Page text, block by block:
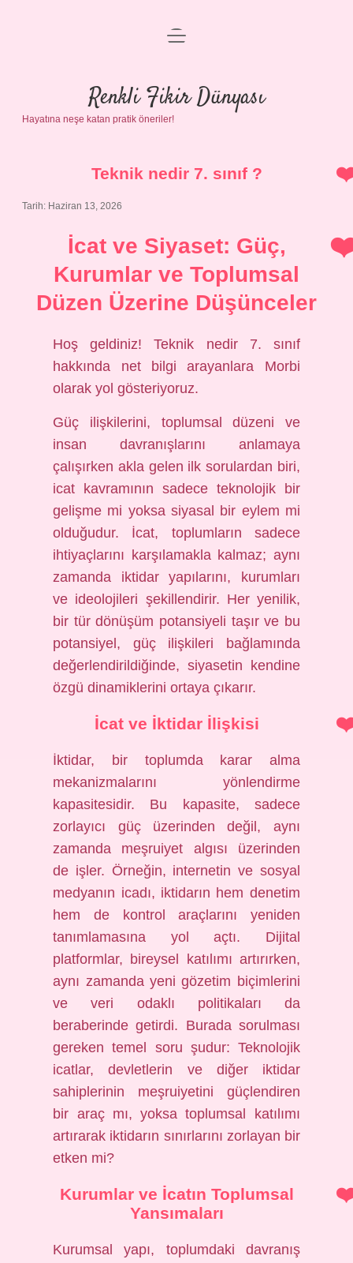
Anasayfa
Gizlilik Politikası
Yasal Uyarı
menüyü
Renkli Fikir Dünyası
Hayatına neşe katan pratik öneriler!
Teknik nedir 7. sınıf ?
Tarih: Haziran 13, 2026
İcat ve Siyaset: Güç,
Kurumlar ve Toplumsal
Düzen Üzerine Düşünceler
Hoş geldiniz! Teknik nedir 7. sınıf
hakkında net bilgi arayanlara Morbi
olarak yol gösteriyoruz.
Güç ilişkilerini, toplumsal düzeni ve
insan davranışlarını anlamaya
çalışırken akla gelen ilk sorulardan biri,
icat kavramının sadece teknolojik bir
gelişme mi yoksa siyasal bir eylem mi
olduğudur. İcat, toplumların sadece
ihtiyaçlarını karşılamakla kalmaz; aynı
zamanda iktidar yapılarını, kurumları
ve ideolojileri şekillendirir. Her yenilik,
bir tür dönüşüm potansiyeli taşır ve bu
potansiyel, güç ilişkileri bağlamında
değerlendirildiğinde, siyasetin kendine
özgü dinamiklerini ortaya çıkarır.
İcat ve İktidar İlişkisi
İktidar, bir toplumda karar alma
mekanizmalarını yönlendirme
kapasitesidir. Bu kapasite, sadece
zorlayıcı güç üzerinden değil, aynı
zamanda meşruiyet algısı üzerinden
de işler. Örneğin, internetin ve sosyal
medyanın icadı, iktidarın hem denetim
hem de kontrol araçlarını yeniden
tanımlamasına yol açtı. Dijital
platformlar, bireysel katılımı artırırken,
aynı zamanda yeni gözetim biçimlerini
ve veri odaklı politikaları da
beraberinde getirdi. Burada sorulması
gereken temel soru şudur: Teknolojik
icatlar, devletlerin ve diğer iktidar
sahiplerinin meşruiyetini güçlendiren
bir araç mı, yoksa toplumsal katılımı
artırarak iktidarın sınırlarını zorlayan bir
etken mi?
Kurumlar ve İcatın Toplumsal
Yansımaları
Kurumsal yapı, toplumdaki davranış